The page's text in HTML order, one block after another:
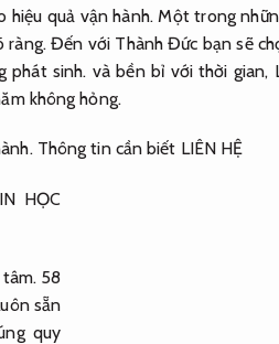
hiệu quả vận hành. Một trong
ràng. Đến với Thành Đức bạn sẽ
phát sinh. và bền bỉ với thời gian,
không hỏng.
Thông tin cần biết LIÊN HỆ
HỌC
58
sẵn
quy